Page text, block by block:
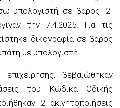
υπολογιστή, σε βάρος -2-
την 7.4.2025. Για τις
δικογραφία σε βάρος
με υπολογιστή.
βεβαιώθηκαν
του Κώδικα Οδικής
-2- ακινητοποιήσεις